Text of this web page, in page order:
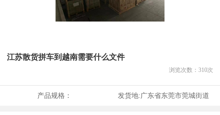
江苏散货拼车到越南需要什么文件
浏览次数： 310次
产品规格： 发货地:广东省东莞市莞城街道